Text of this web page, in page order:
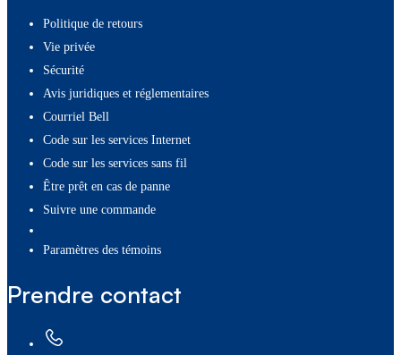
Politique de retours
Vie privée
Sécurité
Avis juridiques et réglementaires
Courriel Bell
Code sur les services Internet
Code sur les services sans fil
Être prêt en cas de panne
Suivre une commande
paramètres des témoins
Prendre contact